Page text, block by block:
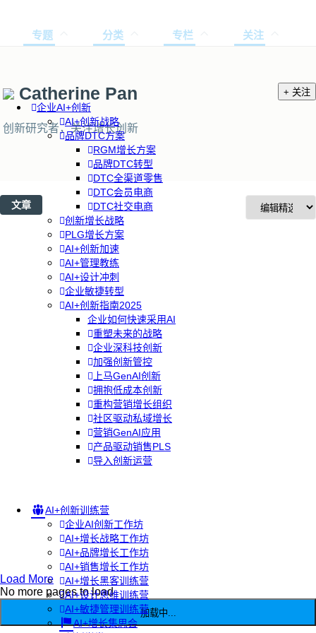
企业AI+创新
AI+创新战略
品牌DTC方案
RGM增长方案
品牌DTC转型
DTC全渠道零售
DTC会员电商
DTC社交电商
创新增长战略
PLG增长方案
AI+创新加速
AI+管理教练
AI+设计冲刺
企业敏捷转型
AI+创新指南2025
企业如何快速采用AI
重塑未来的战略
企业深科技创新
加强创新管控
上马GenAI创新
拥抱低成本创新
重构营销增长组织
社区驱动私域增长
营销GenAI应用
产品驱动销售PLS
导入创新运营
AI+创新训练营
企业AI创新工作坊
AI+增长战略工作坊
AI+品牌增长工作坊
AI+销售增长工作坊
AI+增长黑客训练营
AI+设计思维训练营
AI+敏捷管理训练营
AI+增长集思会
专题 分类 专栏 关注
Catherine Pan + 关注
创新研究者，关注增长创新
文章
Load More
No more pages to load
加载中...